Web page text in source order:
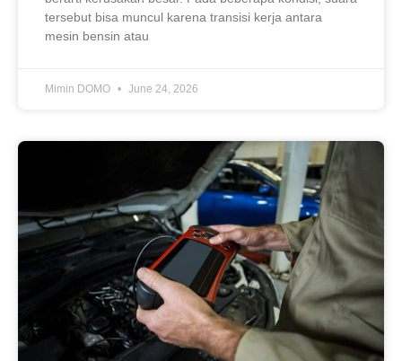
tersebut bisa muncul karena transisi kerja antara
mesin bensin atau
Mimin DOMO June 24, 2026